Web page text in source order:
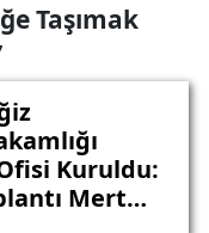
Taşımak
Kuruldu:
Mert